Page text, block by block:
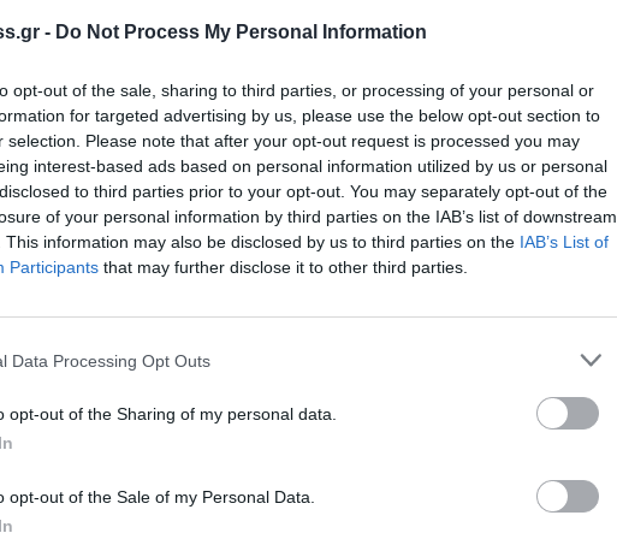
- Do Not Process My Personal Information
opt-out of the sale, sharing to third parties, or processing of your personal or
for targeted advertising by us, please use the below opt-out section to
selection. Please note that after your opt-out request is processed you may
interest-based ads based on personal information utilized by us or personal
to third parties prior to your opt-out. You may separately opt-out of the
of your personal information by third parties on the IAB’s list of downstream
This information may also be disclosed by us to third parties on the IAB’s List of
Participants that may further disclose it to other third parties.
Data Processing Opt Outs
opt-out of the Sharing of my personal data.
opt-out of the Sale of my Personal Data.
όταν αναζητάς ειδήσεις στη Google
ως προτιμώμενη πηγή
αποτελέσματα της Google
τους ο νέος Δήμαρχος Αθηναίων,
τους για την κατασκευή του γηπέδου στον